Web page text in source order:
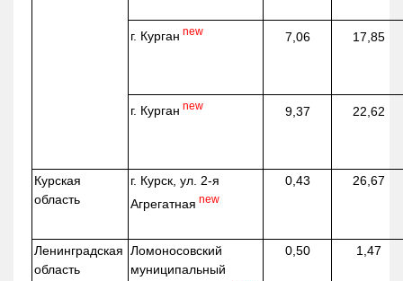
г. Курган new 7,06 17,85
г. Курган new 9,37 22,62
Курская
область
г. Курск, ул. 2-я
Агрегатная new
0,43 26,67
Ленинградская
область
Ломоносовский
муниципальный
0,50 1,47